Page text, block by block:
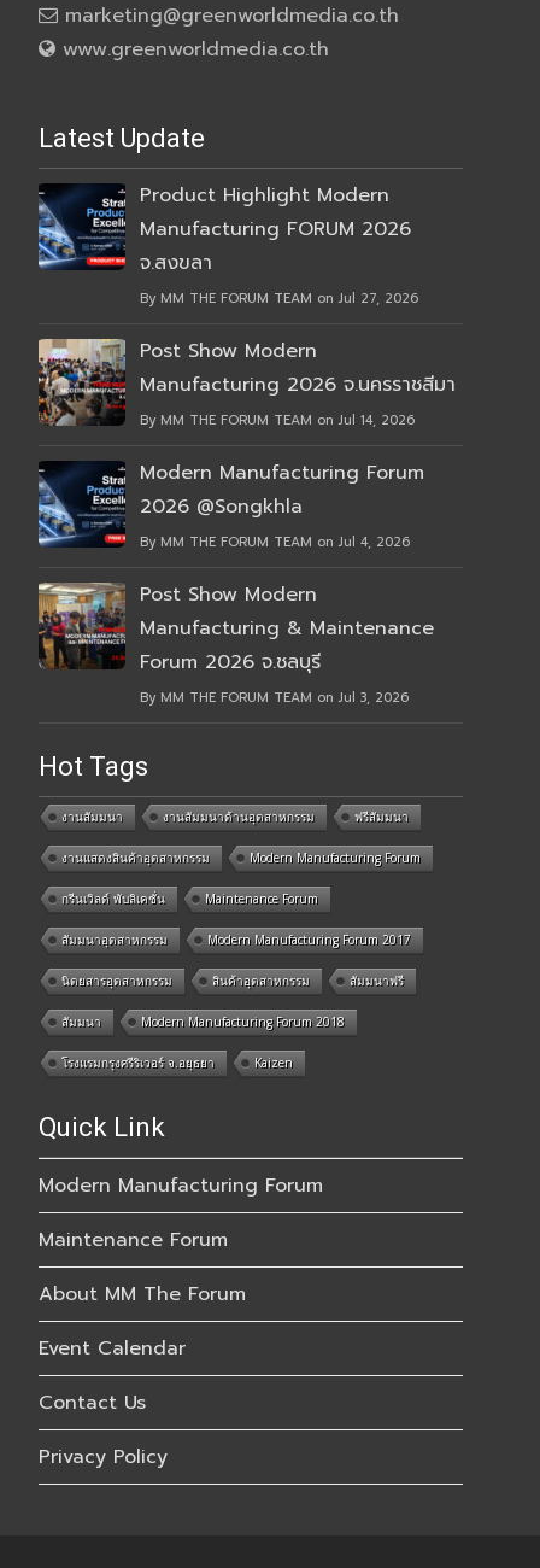
marketing@greenworldmedia.co.th
www.greenworldmedia.co.th
Latest Update
Product Highlight Modern
Manufacturing FORUM 2026
จ.สงขลา
By MM THE FORUM TEAM on Jul 27, 2026
Post Show Modern
Manufacturing 2026 จ.นครราชสีมา
By MM THE FORUM TEAM on Jul 14, 2026
Modern Manufacturing Forum
2026 @Songkhla
By MM THE FORUM TEAM on Jul 4, 2026
Post Show Modern
Manufacturing & Maintenance
Forum 2026 จ.ชลบุรี
By MM THE FORUM TEAM on Jul 3, 2026
Hot Tags
งานสัมมนา งานสัมมนาด้านอุตสาหกรรม ฟรีสัมมนา
งานแสดงสินค้าอุตสาหกรรม Modern Manufacturing Forum
กรีนเวิลด์ พับลิเคชั่น Maintenance Forum
สัมมนาอุตสาหกรรม Modern Manufacturing Forum 2017
นิตยสารอุตสาหกรรม สินค้าอุตสาหกรรม สัมมนาฟรี
สัมมนา Modern Manufacturing Forum 2018
โรงแรมกรุงศรีริเวอร์ จ.อยุธยา Kaizen
Quick Link
Modern Manufacturing Forum
Maintenance Forum
About MM The Forum
Event Calendar
Contact Us
Privacy Policy